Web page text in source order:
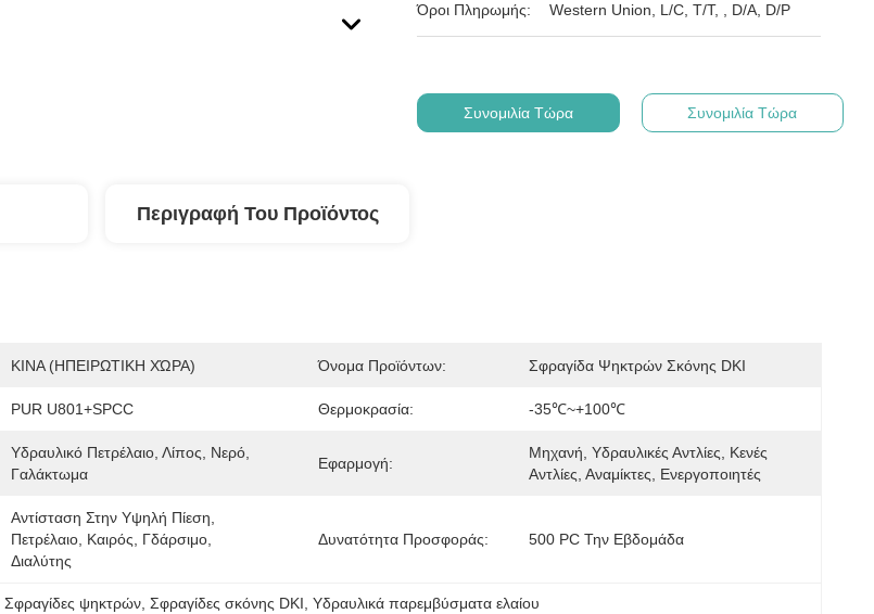
Όροι Πληρωμής: Western Union, L/C, T/T, , D/A, D/P
Συνομιλία Τώρα Συνομιλία Τώρα
Περιγραφή Του Προϊόντος
ΚΙΝΑ (ΗΠΕΙΡΩΤΙΚΗ ΧΏΡΑ) Όνομα Προϊόντων: Σφραγίδα Ψηκτρών Σκόνης DKI
PUR U801+SPCC Θερμοκρασία: -35℃~+100℃
Υδραυλικό Πετρέλαιο, Λίπος, Νερό,
Γαλάκτωμα
Εφαρμογή:
Μηχανή, Υδραυλικές Αντλίες, Κενές
Αντλίες, Αναμίκτες, Ενεργοποιητές
Αντίσταση Στην Υψηλή Πίεση,
Πετρέλαιο, Καιρός, Γδάρσιμο,
Διαλύτης
Δυνατότητα Προσφοράς: 500 PC Την Εβδομάδα
Σφραγίδες ψηκτρών , Σφραγίδες σκόνης DKI , Υδραυλικά παρεμβύσματα ελαίου